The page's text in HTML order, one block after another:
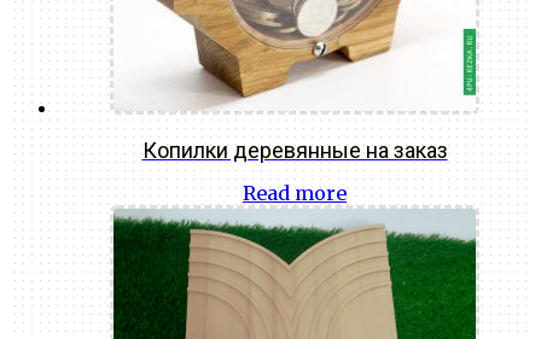
Копилки деревянные на заказ
Read more